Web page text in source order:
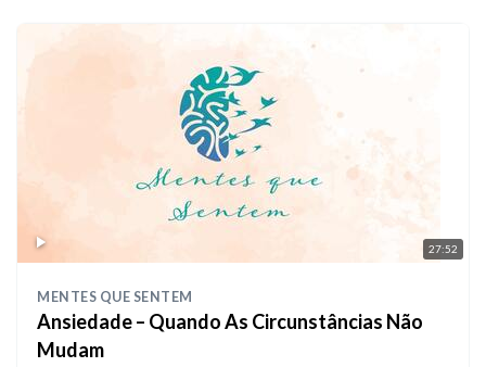
27:52
MENTES QUE SENTEM
Ansiedade – Quando As Circunstâncias Não
Mudam